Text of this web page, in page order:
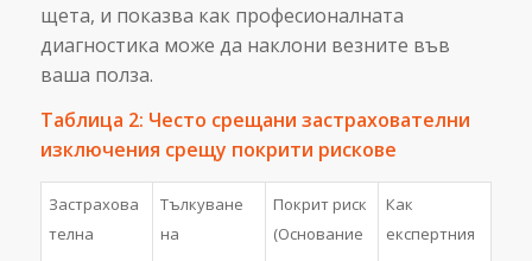
щета, и показва как професионалната
диагностика може да наклони везните във
ваша полза.
Таблица 2: Често срещани застрахователни
изключения срещу покрити рискове
Застрахова
телна
Тълкуване
на
Покрит риск
(Основание
Как
експертния